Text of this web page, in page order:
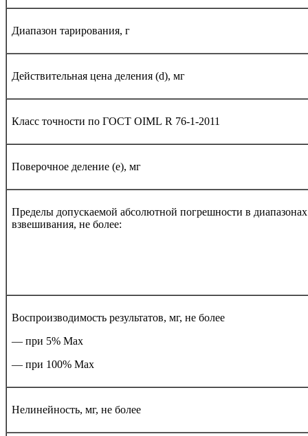
Диапазон тарирования, г
Действительная цена деления (d), мг
Класс точности по ГОСТ OIML R 76-1-2011
Поверочное деление (е), мг
Пределы допускаемой абсолютной погрешности в диапазонах
взвешивания, не более:
Воспроизводимость результатов, мг, не более
— при 5% Мах
— при 100% Мах
Нелинейность, мг, не более